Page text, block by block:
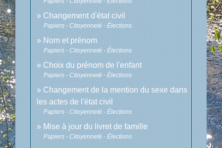
Changement d'état civil
Papiers - Citoyenneté - Élections
Nom et prénom
Papiers - Citoyenneté - Élections
Choix du prénom de l'enfant
Papiers - Citoyenneté - Élections
Changement de la mention du sexe dans
les actes de l'état civil
Papiers - Citoyenneté - Élections
Mise à jour du livret de famille
Papiers - Citoyenneté - Élections